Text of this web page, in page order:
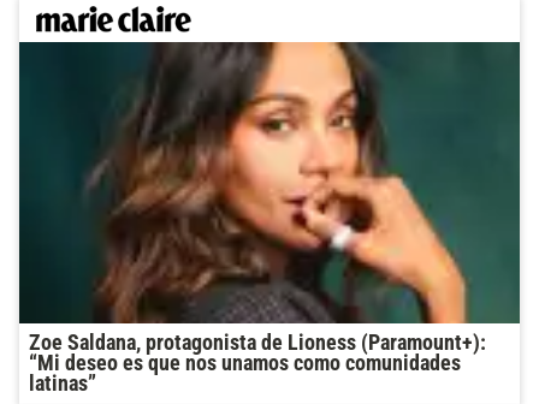
Zoe Saldana, protagonista de Lioness (Paramount+):
“Mi deseo es que nos unamos como comunidades
latinas”